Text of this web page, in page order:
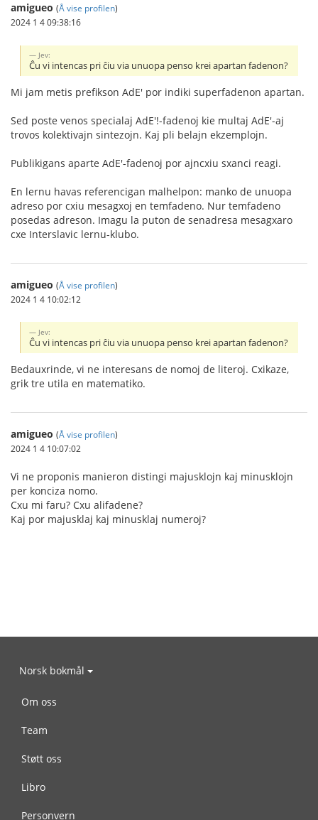
amigueo (Å vise profilen)
2024 1 4 09:38:16
Jev:
Ĉu vi intencas pri ĉiu via unuopa penso krei apartan fadenon?
Mi jam metis prefikson AdE' por indiki superfadenon apartan.
Sed poste venos specialaj AdE'!-fadenoj kie multaj AdE'-aj
trovos kolektivajn sintezojn. Kaj pli belajn ekzemplojn.
Publikigans aparte AdE'-fadenoj por ajncxiu sxanci reagi.
En lernu havas referencigan malhelpon: manko de unuopa
adreso por cxiu mesagxoj en temfadeno. Nur temfadeno
posedas adreson. Imagu la puton de senadresa mesagxaro
cxe Interslavic lernu-klubo.
amigueo (Å vise profilen)
2024 1 4 10:02:12
Jev:
Ĉu vi intencas pri ĉiu via unuopa penso krei apartan fadenon?
Bedauxrinde, vi ne interesans de nomoj de literoj. Cxikaze,
grik tre utila en matematiko.
amigueo (Å vise profilen)
2024 1 4 10:07:02
Vi ne proponis manieron distingi majusklojn kaj minusklojn
per konciza nomo.
Cxu mi faru? Cxu alifadene?
Kaj por majusklaj kaj minusklaj numeroj?
Norsk bokmål
Om oss
Team
Støtt oss
Libro
Personvern